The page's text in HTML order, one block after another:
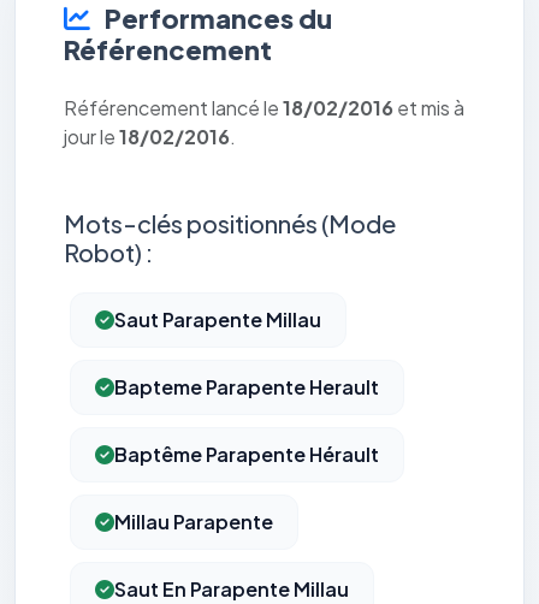
Performances du
Référencement
Référencement lancé le18/02/2016 et mis à
jour le18/02/2016.
Mots-clés positionnés (Mode
Robot) :
Saut Parapente Millau
Bapteme Parapente Herault
Baptême Parapente Hérault
Millau Parapente
Saut En Parapente Millau